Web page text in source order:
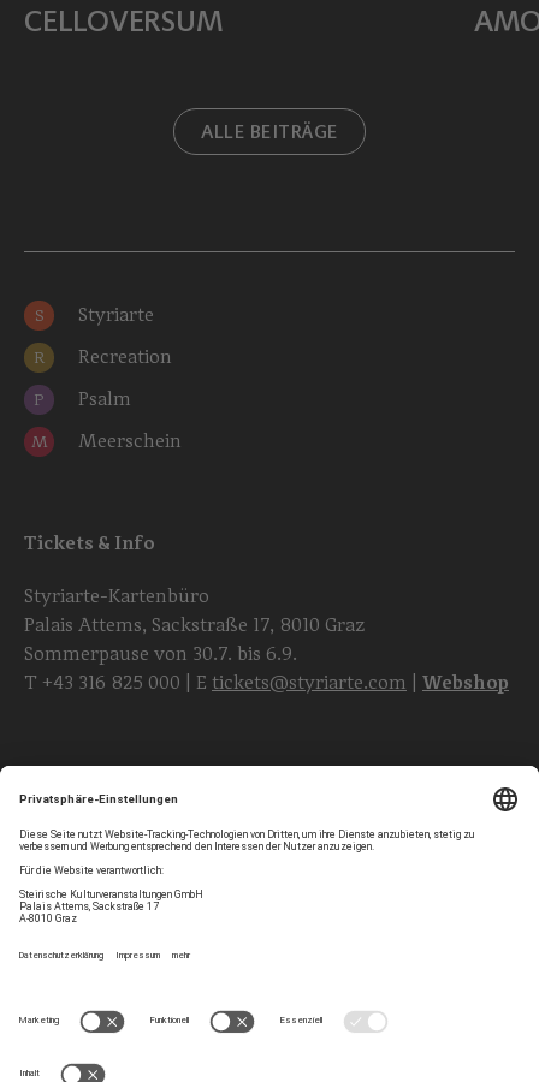
CELLOVER­SUM
ALLE BEITRÄGE
S Styriarte
R Recreation
P Psalm
M Meerschein
Tickets & Info
Styriarte-Kartenbüro
Palais Attems, Sackstraße 17, 8010 Graz
Sommerpause von 30.7. bis 6.9.
T +43 316 825 000 | E tickets@styriarte.com Webshop
Privatsphären-Einstellungen
Newsletter
Kontakt
Impressum